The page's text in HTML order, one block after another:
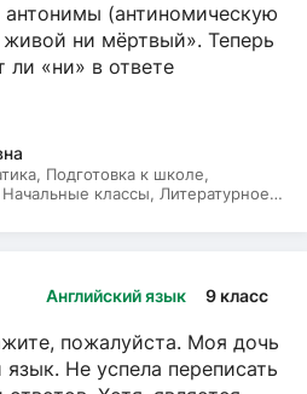
(антиномическую
ни мёртвый». Теперь
ли «ни» в ответе
Подготовка к школе,
классы, Литературное
Английский язык 9 класс
пожалуйста. Моя дочь
Не успела переписать